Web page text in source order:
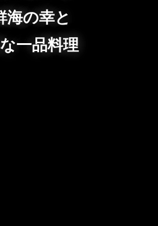
海の幸と
一品料理